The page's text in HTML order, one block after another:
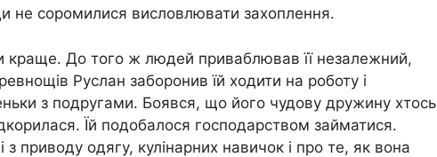
не соромилися висловлювати захоплення.
краще. До того ж людей приваблював її незалежний,
Руслан заборонив їй ходити на роботу і
з подругами. Боявся, що його чудову дружину хтось
Їй подобалося господарством займатися.
з приводу одягу, кулінарних навичок і про те, як вона